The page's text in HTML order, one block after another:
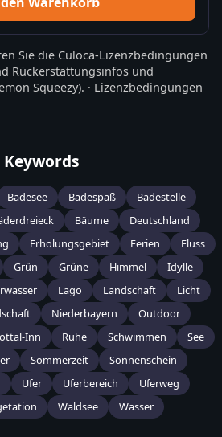
Sie die Culoca-Lizenzbedingungen
Rückerstattungsinfos und
Squeezy). · Lizenzbedingungen
Keywords
Badesee Badespaß
Badestelle
Bäume
Deutschland
Erholungsgebiet Ferien
Fluss
Grün Grüne Himmel
Idylle
Lago Landschaft
Licht
Niederbayern
Outdoor
Inn Ruhe Schwimmen
See
Sommerzeit
Sonnenschein
Ufer Uferbereich
Uferweg
Waldsee Wasser